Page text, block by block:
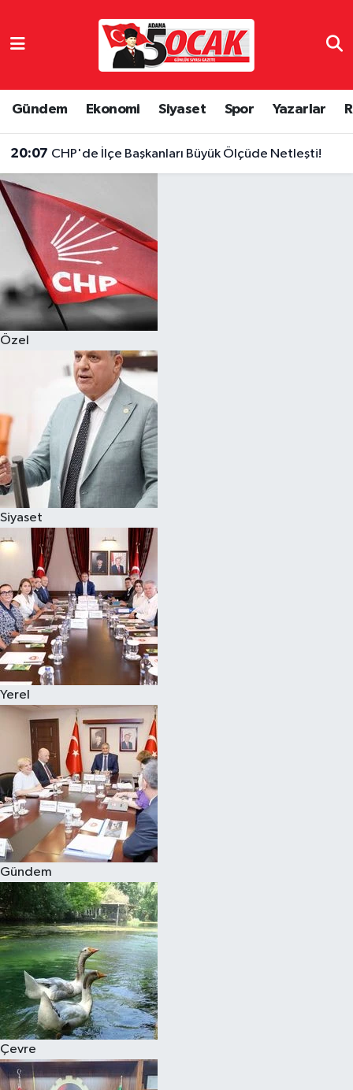
Gündem Ekonomi Siyaset Spor Yazarlar
20:07 CHP'de İlçe Başkanları Büyük Ölçüde Netleşti!
Özel
Siyaset
Yerel
Gündem
Çevre
Eğitim
Ekonomi
Gündem
Magazin
Özel
Resmi İlanlar
Sağlık
Siyaset
Spor
Yaşam
Yerel Yönetimler
Yurttan
Hava Durumu
Son Dakika Haberleri
Haber Arşivi